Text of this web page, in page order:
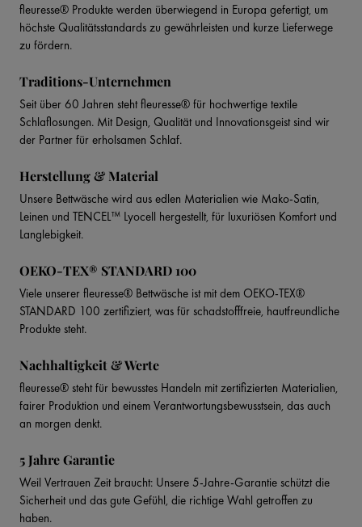
fleuresse® Produkte werden überwiegend in Europa gefertigt, um
höchste Qualitätsstandards zu gewährleisten und kurze Lieferwege
zu fördern.
Traditions-Unternehmen
Seit über 60 Jahren steht fleuresse® für hochwertige textile
Schlaflosungen. Mit Design, Qualität und Innovationsgeist sind wir
der Partner für erholsamen Schlaf.
Herstellung & Material
Unsere Bettwäsche wird aus edlen Materialien wie Mako-Satin,
Leinen und TENCEL™ Lyocell hergestellt, für luxuriösen Komfort und
Langlebigkeit.
OEKO-TEX® STANDARD 100
Viele unserer fleuresse® Bettwäsche ist mit dem OEKO-TEX®
STANDARD 100 zertifiziert, was für schadstofffreie, hautfreundliche
Produkte steht.
Nachhaltigkeit & Werte
fleuresse® steht für bewusstes Handeln mit zertifizierten Materialien,
fairer Produktion und einem Verantwortungsbewusstsein, das auch
an morgen denkt.
5 Jahre Garantie
Weil Vertrauen Zeit braucht: Unsere 5-Jahre-Garantie schützt die
Sicherheit und das gute Gefühl, die richtige Wahl getroffen zu
haben.